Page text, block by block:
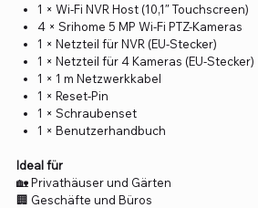
1 × Wi-Fi NVR Host (10,1″ Touchscreen)
4 × Srihome 5 MP Wi-Fi PTZ-Kameras
1 × Netzteil für NVR (EU-Stecker)
1 × Netzteil für 4 Kameras (EU-Stecker)
1 × 1 m Netzwerkkabel
1 × Reset-Pin
1 × Schraubenset
1 × Benutzerhandbuch
Ideal für
🏡 Privathäuser und Gärten
🏢 Geschäfte und Büros